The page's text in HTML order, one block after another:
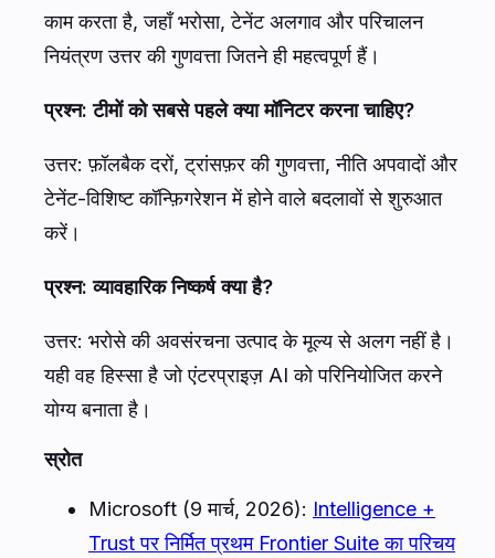
काम करता है, जहाँ भरोसा, टेनेंट अलगाव और परिचालन
नियंत्रण उत्तर की गुणवत्ता जितने ही महत्वपूर्ण हैं।
प्रश्न: टीमों को सबसे पहले क्या मॉनिटर करना चाहिए?
उत्तर: फ़ॉलबैक दरों, ट्रांसफ़र की गुणवत्ता, नीति अपवादों और
टेनेंट-विशिष्ट कॉन्फ़िगरेशन में होने वाले बदलावों से शुरुआत
करें।
प्रश्न: व्यावहारिक निष्कर्ष क्या है?
उत्तर: भरोसे की अवसंरचना उत्पाद के मूल्य से अलग नहीं है।
यही वह हिस्सा है जो एंटरप्राइज़ AI को परिनियोजित करने
योग्य बनाता है।
स्रोत
Microsoft (9 मार्च, 2026): Intelligence +
Trust पर निर्मित प्रथम Frontier Suite का परिचय